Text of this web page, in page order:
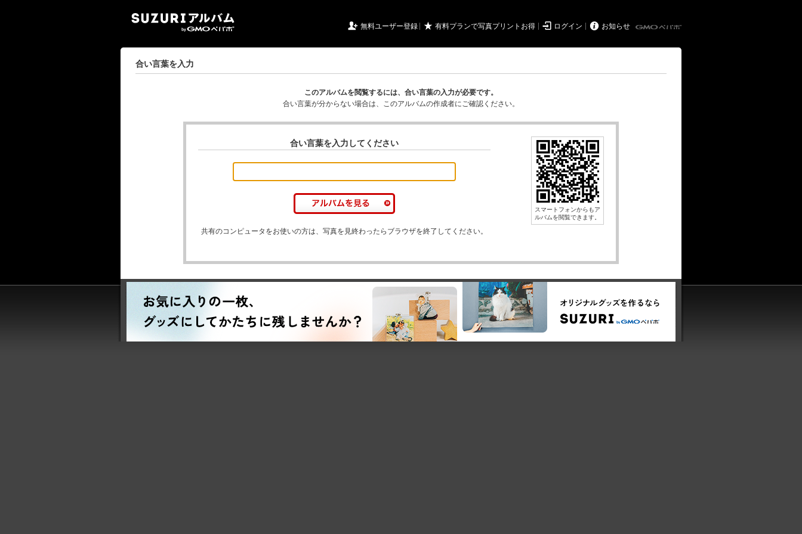
 無料ユーザー登録 ★ 有料プランで写真プリントお得  ログイン  お知らせ
合い言葉を入力
このアルバムを閲覧するには、合い言葉の入力が必要です。
合い言葉が分からない場合は、このアルバムの作成者にご確認ください。
合い言葉を入力してください
共有のコンピュータをお使いの方は、写真を見終わったらブラウザを終了してください。
スマートフォンからもア
ルバムを閲覧できます。